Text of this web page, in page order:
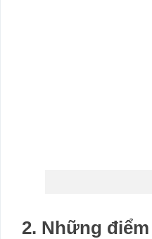
2. Những